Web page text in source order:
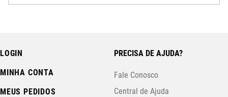
LOGIN
MINHA CONTA
MEUS PEDIDOS
PRECISA DE AJUDA?
Fale Conosco
Central de Ajuda